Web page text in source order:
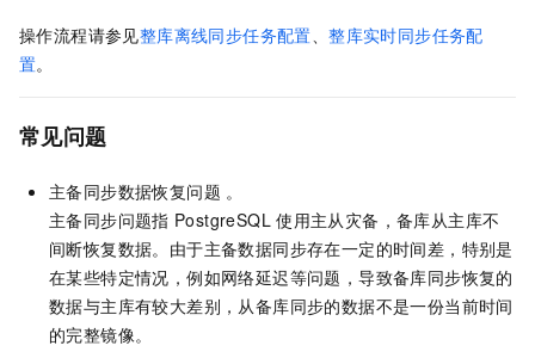
操作流程请参见整库离线同步任务配置、整库实时同步任务配
置。
常见问题
主备同步数据恢复问题 。
主备同步问题指 PostgreSQL 使用主从灾备，备库从主库不
间断恢复数据。由于主备数据同步存在一定的时间差，特别是
在某些特定情况，例如网络延迟等问题，导致备库同步恢复的
数据与主库有较大差别，从备库同步的数据不是一份当前时间
的完整镜像。